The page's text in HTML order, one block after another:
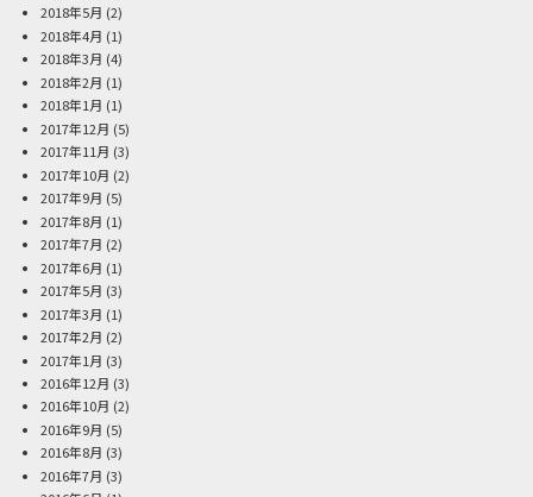
2018年5月 (2)
2018年4月 (1)
2018年3月 (4)
2018年2月 (1)
2018年1月 (1)
2017年12月 (5)
2017年11月 (3)
2017年10月 (2)
2017年9月 (5)
2017年8月 (1)
2017年7月 (2)
2017年6月 (1)
2017年5月 (3)
2017年3月 (1)
2017年2月 (2)
2017年1月 (3)
2016年12月 (3)
2016年10月 (2)
2016年9月 (5)
2016年8月 (3)
2016年7月 (3)